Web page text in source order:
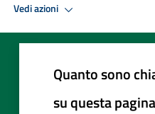
Vedi azioni
Quanto sono
su questa